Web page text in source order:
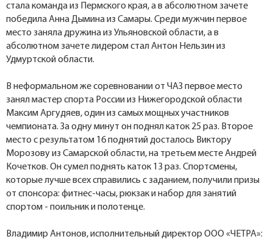
стала команда из Пермского края, а в абсолютном зачете
победила Анна Дымина из Самары. Среди мужчин первое
место заняла дружина из Ульяновской области, а в
абсолютном зачете лидером стал Антон Нельзин из
Удмуртской области.
В неформальном же соревновании от ЧАЗ первое место
занял мастер спорта России из Нижегородской области
Максим Аргудяев, один из самых мощных участников
чемпионата. За одну минут он поднял каток 25 раз. Второе
место с результатом 16 поднятий досталось Виктору
Морозову из Самарской области, на третьем месте Андрей
Кочетков. Он сумел поднять каток 13 раз. Спортсмены,
которые лучше всех справились с заданием, получили призы
от спонсора: фитнес-часы, рюкзак и набор для занятий
спортом - поильник и полотенце.
Владимир Антонов, исполнительный директор ООО «ЧЕТРА»: